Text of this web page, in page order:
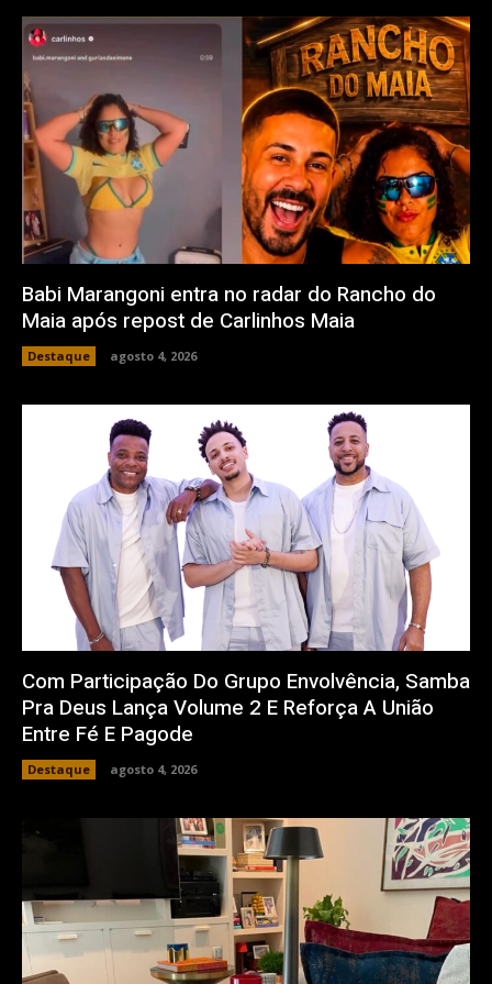
Babi Marangoni entra no radar do Rancho do
Maia após repost de Carlinhos Maia
Destaque agosto 4, 2026
Com Participação Do Grupo Envolvência, Samba
Pra Deus Lança Volume 2 E Reforça A União
Entre Fé E Pagode
Destaque agosto 4, 2026